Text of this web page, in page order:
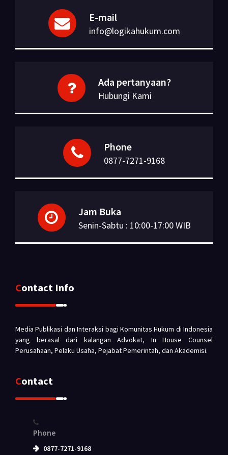
E-mail
info@logikahukum.com
Ada pertanyaan?
Hubungi Kami
Phone
0877-7271-9168
Jam Buka
Senin-Sabtu : 10:00-17:00 WIB
Contact Info
Media Publikasi dan Interaksi bagi Komunitas Hukum di Indonesia
yang berasal dari kalangan Advokat, In House Counsel
Perusahaan, Pelaku Usaha, Pejabat Pemerintah, dan Akademisi.
Contact
Phone
0877-7271-9168